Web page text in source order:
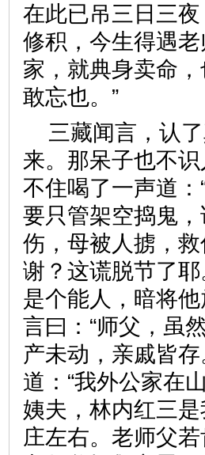
在此已吊三日三
修积，今生得遇
家，就典身卖命
敢忘也。”
三藏闻言，认
来。那呆子也不
不住喝了一声道
要只管架空捣鬼
伤，母被人掳，
谢？这谎脱节了
是个能人，暗将
言曰：“师父，虽
产未动，亲戚皆存
道：“我外公家在
姨夫，林内红三
庄左右。老师父